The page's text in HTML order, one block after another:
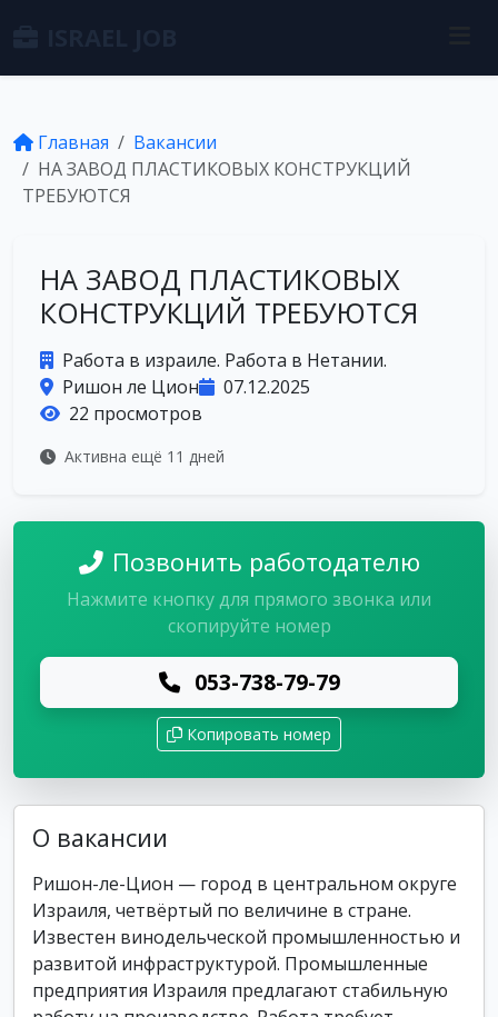
Главная
Вакансии
НА ЗАВОД ПЛАСТИКОВЫХ КОНСТРУКЦИЙ
ТРЕБУЮТСЯ
НА ЗАВОД ПЛАСТИКОВЫХ
КОНСТРУКЦИЙ ТРЕБУЮТСЯ
Работа в израиле. Работа в Нетании.
Ришон ле Цион
07.12.2025
22 просмотров
Активна ещё 11 дней
Позвонить работодателю
Нажмите кнопку для прямого звонка или
скопируйте номер
053-738-79-79
Копировать номер
О вакансии
Ришон-ле-Цион — город в центральном округе
Израиля, четвёртый по величине в стране.
Известен винодельческой промышленностью и
развитой инфраструктурой. Промышленные
предприятия Израиля предлагают стабильную